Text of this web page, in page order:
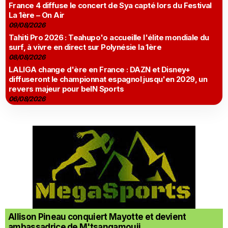
France 4 diffuse le concert de Sya capté lors du Festival
La 1ère – On Air
09/08/2026
Tahiti Pro 2026 : Teahupo'o accueille l'élite mondiale du
surf, à vivre en direct sur Polynésie la 1ère
08/08/2026
LALIGA change d'ère en France : DAZN et Disney+
diffuseront le championnat espagnol jusqu'en 2029, un
revers majeur pour beIN Sports
06/08/2026
Allison Pineau conquiert Mayotte et devient